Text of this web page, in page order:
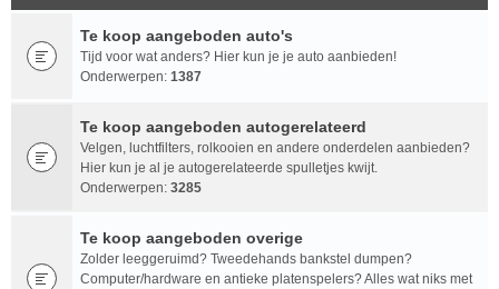
Te koop aangeboden auto's
Tijd voor wat anders? Hier kun je je auto aanbieden!
Onderwerpen: 1387
Te koop aangeboden autogerelateerd
Velgen, luchtfilters, rolkooien en andere onderdelen aanbieden?
Hier kun je al je autogerelateerde spulletjes kwijt.
Onderwerpen: 3285
Te koop aangeboden overige
Zolder leeggeruimd? Tweedehands bankstel dumpen?
Computer/hardware en antieke platenspelers? Alles wat niks met